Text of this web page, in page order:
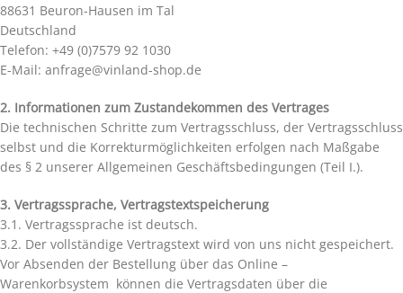
88631 Beuron-Hausen im Tal
Deutschland
Telefon: +49 (0)7579 92 1030
E-Mail: anfrage@vinland-shop.de
2. Informationen zum Zustandekommen des Vertrages
Die technischen Schritte zum Vertragsschluss, der Vertragsschluss
selbst und die Korrekturmöglichkeiten erfolgen nach Maßgabe
des § 2 unserer Allgemeinen Geschäftsbedingungen (Teil I.).
3. Vertragssprache, Vertragstextspeicherung
3.1. Vertragssprache ist deutsch.
3.2. Der vollständige Vertragstext wird von uns nicht gespeichert.
Vor Absenden der Bestellung über das Online –
Warenkorbsystem können die Vertragsdaten über die